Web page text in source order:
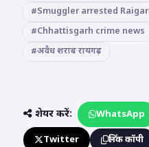
#Smuggler arrested
#Chhattisgarh crime news
#अवैध शराब रायगढ़
शेयर करें: WhatsApp
Twitter लिंक कॉपी